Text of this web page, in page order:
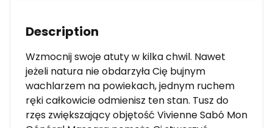
Description
Wzmocnij swoje atuty w kilka chwil. Nawet
jeżeli natura nie obdarzyła Cię bujnym
wachlarzem na powiekach, jednym ruchem
ręki całkowicie odmienisz ten stan. Tusz do
rzęs zwiększający objętość Vivienne Sabó Mon